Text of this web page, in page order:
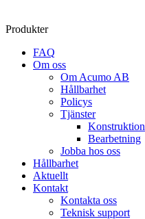
Produkter
FAQ
Om oss
Om Acumo AB
Hållbarhet
Policys
Tjänster
Konstruktion
Bearbetning
Jobba hos oss
Hållbarhet
Aktuellt
Kontakt
Kontakta oss
Teknisk support